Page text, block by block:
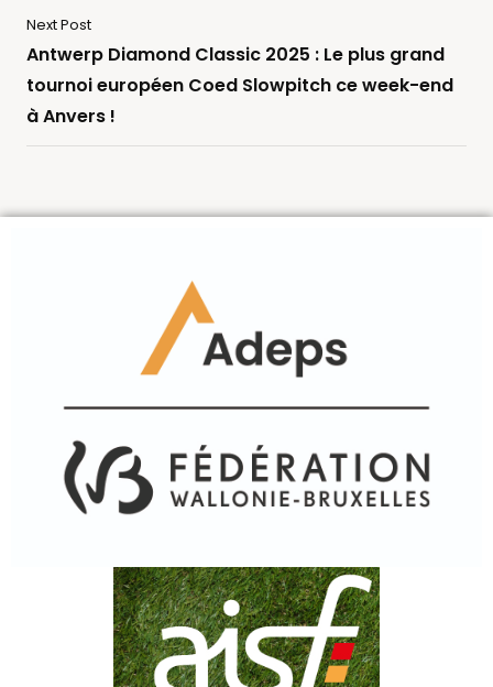
Next Post
Antwerp Diamond Classic 2025 : Le plus grand
tournoi européen Coed Slowpitch ce week-end
à Anvers !